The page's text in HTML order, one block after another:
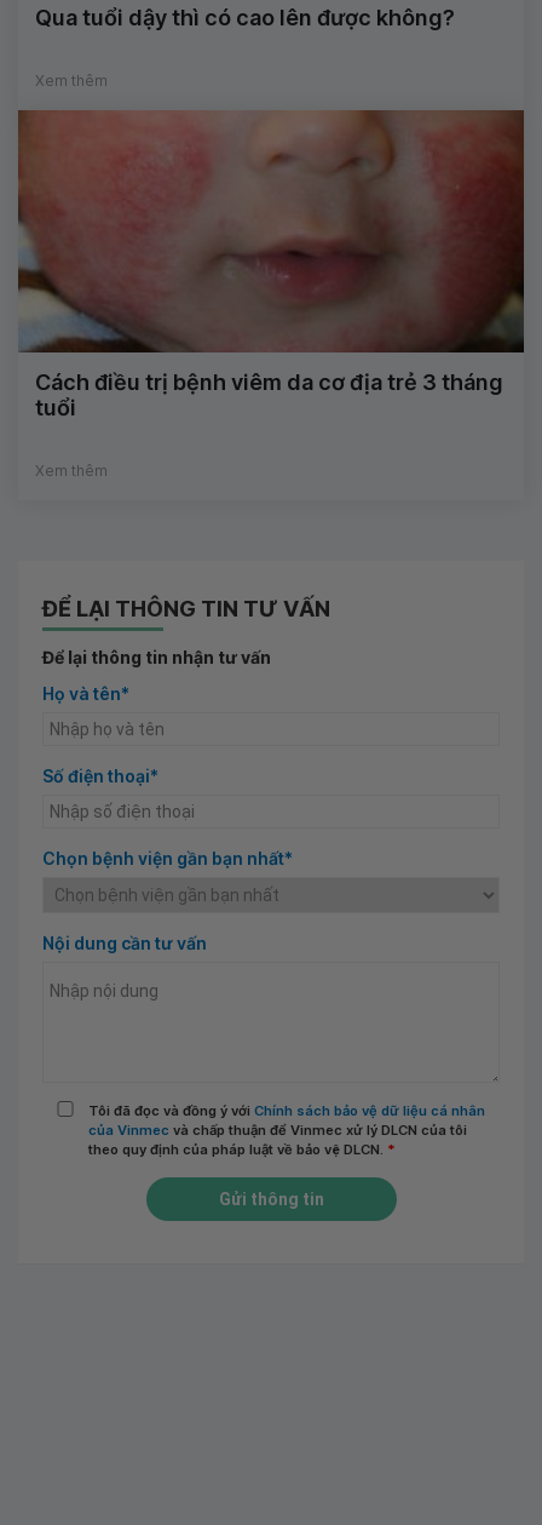
Qua tuổi dậy thì có cao lên được không?
Xem thêm
Cách điều trị bệnh viêm da cơ địa trẻ 3 tháng
tuổi
Xem thêm
ĐỂ LẠI THÔNG TIN TƯ VẤN
Để lại thông tin nhận tư vấn
Họ và tên*
Số điện thoại*
Chọn bệnh viện gần bạn nhất*
Nội dung cần tư vấn
Tôi đã đọc và đồng ý với Chính sách bảo vệ dữ liệu cá nhân
của Vinmec và chấp thuận để Vinmec xử lý DLCN của tôi
theo quy định của pháp luật về bảo vệ DLCN. *
Gửi thông tin